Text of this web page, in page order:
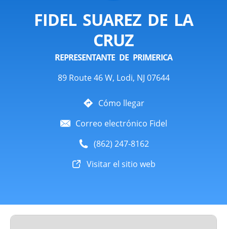
FIDEL SUAREZ DE LA
CRUZ
REPRESENTANTE DE PRIMERICA
89 Route 46 W, Lodi, NJ 07644
Cómo llegar
Correo electrónico Fidel
(862) 247-8162
Visitar el sitio web